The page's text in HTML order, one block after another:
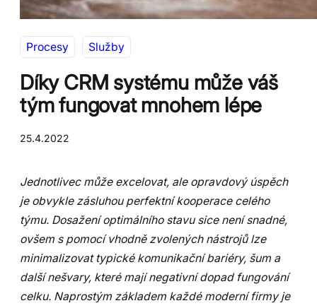
Procesy Služby
Díky CRM systému může váš
tým fungovat mnohem lépe
25.4.2022
Jednotlivec může excelovat, ale opravdový úspěch
je obvykle zásluhou perfektní kooperace celého
týmu. Dosažení optimálního stavu sice není snadné,
ovšem s pomocí vhodně zvolených nástrojů lze
minimalizovat typické komunikační bariéry, šum a
další nešvary, které mají negativní dopad fungování
celku. Naprostým základem každé moderní firmy je